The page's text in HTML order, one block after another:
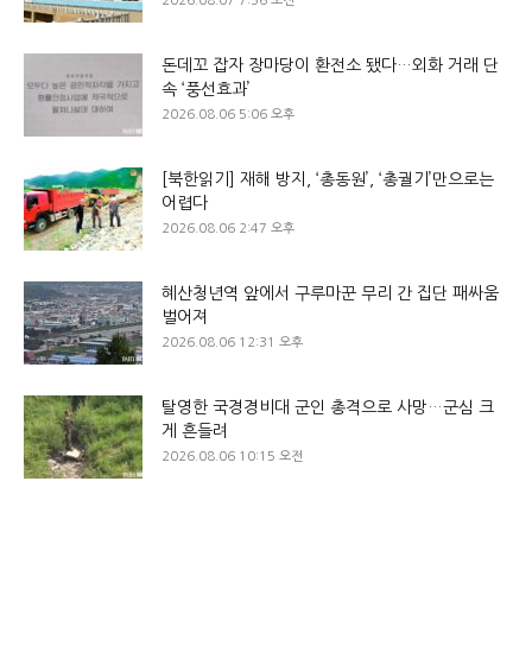
돈데꼬 잡자 장마당이 환전소 됐다…외화 거래 단
속 ‘풍선효과’
2026.08.06 5:06 오후
[북한읽기] 재해 방지, ‘총동원’, ‘총궐기’만으로는
어렵다
2026.08.06 2:47 오후
혜산청년역 앞에서 구루마꾼 무리 간 집단 패싸움
벌어져
2026.08.06 12:31 오후
탈영한 국경경비대 군인 총격으로 사망…군심 크
게 흔들려
2026.08.06 10:15 오전